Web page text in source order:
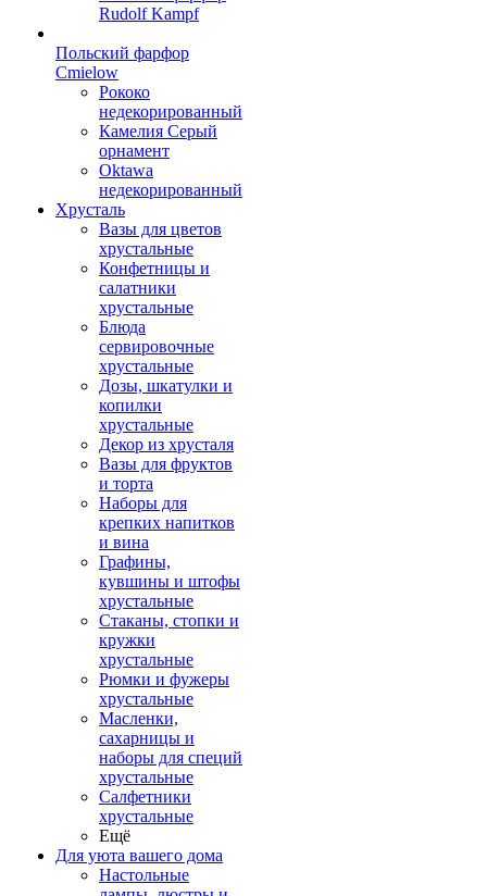
Rudolf Kampf
Польский фарфор
Сmielow
Рококо
недекорированный
Камелия Серый
орнамент
Oktawa
недекорированный
Хрусталь
Вазы для цветов
хрустальные
Конфетницы и
салатники
хрустальные
Блюда
сервировочные
хрустальные
Дозы, шкатулки и
копилки
хрустальные
Декор из хрусталя
Вазы для фруктов
и торта
Наборы для
крепких напитков
и вина
Графины,
кувшины и штофы
хрустальные
Стаканы, стопки и
кружки
хрустальные
Рюмки и фужеры
хрустальные
Масленки,
сахарницы и
наборы для специй
хрустальные
Салфетники
хрустальные
Ещё
Для уюта вашего дома
Настольные